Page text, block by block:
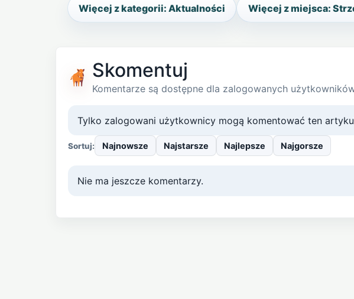
Więcej z kategorii: Aktualności Więcej z miejsca:
Skomentuj
Komentarze są dostępne dla zalogowanych
Tylko zalogowani użytkownicy mogą komentować ten
Sortuj: Najnowsze Najstarsze Najlepsze Najgorsze
Nie ma jeszcze komentarzy.